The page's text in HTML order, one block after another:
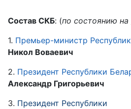
Состав СКБ: (по состоянию на
1. Премьер-министр
Никол Воваевич
2. Президент Республики
Александр Григорьевич
3. Президент Республики